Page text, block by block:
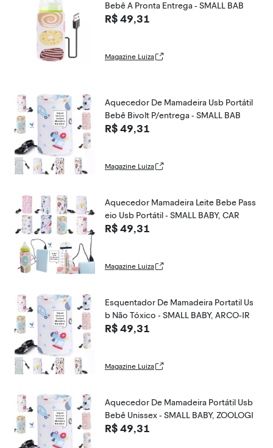
Bebê A Pronta Entrega - SMALL BAB
R$ 49,31
Magazine Luiza
Aquecedor De Mamadeira Usb Portátil
Bebê Bivolt P/entrega - SMALL BAB
R$ 49,31
Magazine Luiza
Aquecedor Mamadeira Leite Bebe Pass
eio Usb Portátil - SMALL BABY, CAR
R$ 49,31
Magazine Luiza
Esquentador De Mamadeira Portatil Us
b Não Tóxico - SMALL BABY, ARCO-IR
R$ 49,31
Magazine Luiza
Aquecedor De Mamadeira Portátil Usb
Bebê Unissex - SMALL BABY, ZOOLOGI
R$ 49,31